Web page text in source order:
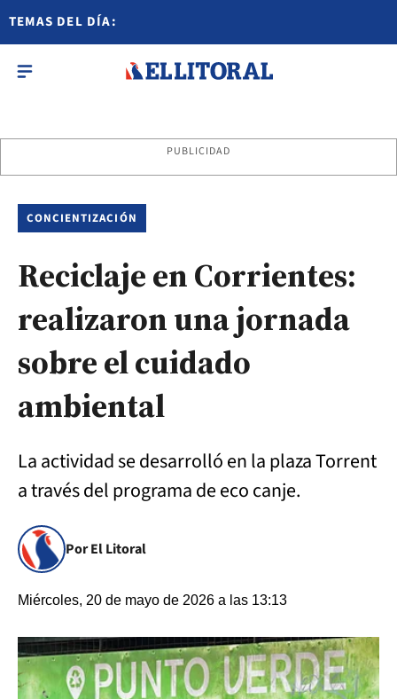
TEMAS DEL DÍA:
PUBLICIDAD
CONCIENTIZACIÓN
Reciclaje en Corrientes:
realizaron una jornada
sobre el cuidado
ambiental
La actividad se desarrolló en la plaza Torrent
a través del programa de eco canje.
Por El Litoral
Miércoles, 20 de mayo de 2026 a las 13:13